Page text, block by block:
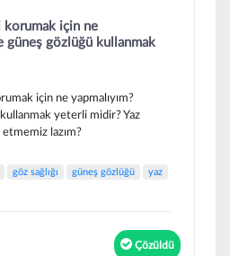
korumak için ne
güneş gözlüğü kullanmak
için ne yapmalıyım?
yeterli midir? Yaz
lazım?
göz sağlığı güneş gözlüğü
yaz
Çözüldü